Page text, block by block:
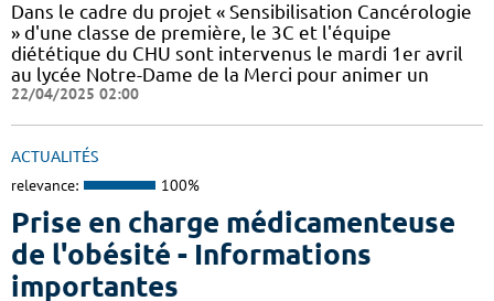
Dans le cadre du projet « Sensibilisation Cancérologie
» d'une classe de première, le 3C et l'équipe
diététique du CHU sont intervenus le mardi 1er avril
au lycée Notre-Dame de la Merci pour animer un
22/04/2025 02:00
ACTUALITÉS
relevance: 100%
Prise en charge médicamenteuse
de l'obésité - Informations
importantes